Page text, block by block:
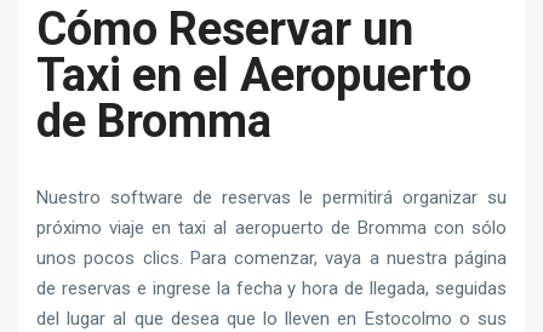
Cómo Reservar un
Taxi en el Aeropuerto
de Bromma
Nuestro software de reservas le permitirá organizar su
próximo viaje en taxi al aeropuerto de Bromma con sólo
unos pocos clics. Para comenzar, vaya a nuestra página
de reservas e ingrese la fecha y hora de llegada, seguidas
del lugar al que desea que lo lleven en Estocolmo o sus